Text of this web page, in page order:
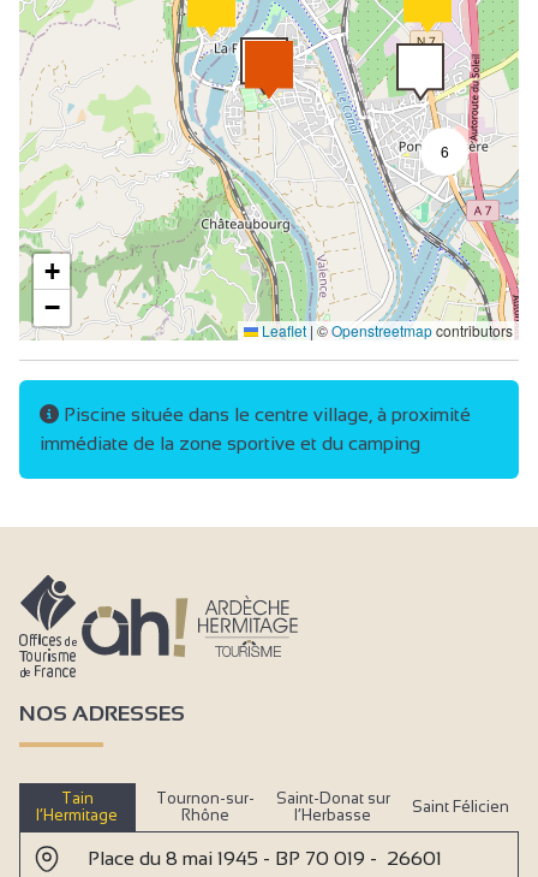
6
+
−
Leaflet | ©Openstreetmapcontributors
Piscine située dans le centre village, à proximité
immédiate de la zone sportive et du camping
NOS ADRESSES
Tain
l’Hermitage
Tournon-sur-
Rhône
Saint-Donat sur
l’Herbasse
Saint Félicien
Place du 8 mai 1945 - BP 70 019 - 26601